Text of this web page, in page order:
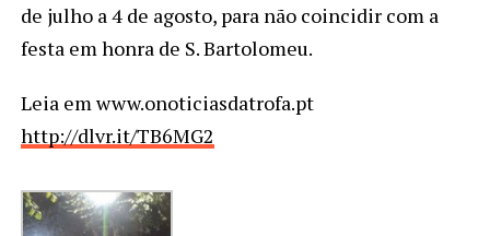
de julho a 4 de agosto, para não coincidir com a
festa em honra de S. Bartolomeu.
Leia em www.onoticiasdatrofa.pt
http://dlvr.it/TB6MG2